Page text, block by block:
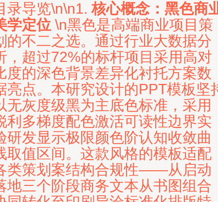
录导览\n\n1.核心概念：黑色商
学定位 \n黑色是高端商业项目策
的不二之选。通过行业大数据分
，超过72%的标杆项目采用高对
度的深色背景差异化衬托方案数
亮点。本研究设计的PPT模板坚
无灰度级黑为主底色标准，采用
利多梯度配色激活可读性边界实
研发显示极限颜色阶认知收敛曲
取值区间。这款风格的模板适配
类策划案结构合规性——从启动
地三个阶段商务文本从书图组合